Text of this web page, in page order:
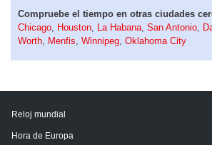
Compruebe el tiempo en otras ciudades
Chicago, Houston, La Habana, San Antonio,
Worth, Menfis, Winnipeg, Oklahoma City
Reloj mundial
Hora de Europa